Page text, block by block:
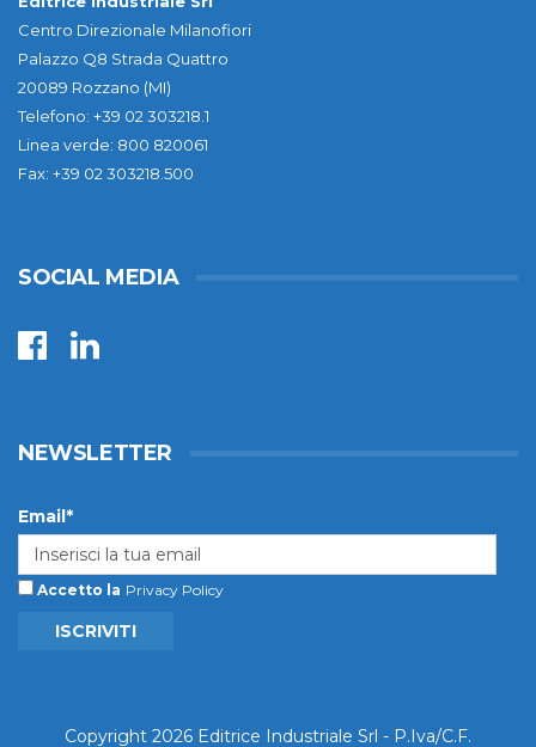
Centro Direzionale Milanofiori
Palazzo Q8 Strada Quattro
20089 Rozzano (MI)
Telefono: +39 02 303218.1
Linea verde: 800 820061
Fax: +39 02 303218.500
SOCIAL MEDIA
NEWSLETTER
Email*
Accetto la Privacy Policy
ISCRIVITI
Copyright 2026 Editrice Industriale Srl - P.Iva/C.F.